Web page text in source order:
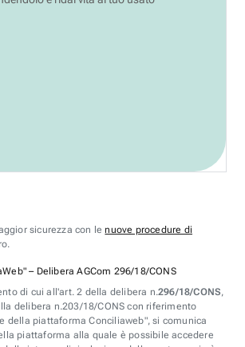
sicurezza con lenuove procedure di
– Delibera AGCom 296/18/CONS
di cui all'art. 2 della delibera n.296/18/CONS,
delibera n.203/18/CONS con riferimento
della piattaforma Conciliaweb", si comunica
piattaforma alla quale è possibile accedere